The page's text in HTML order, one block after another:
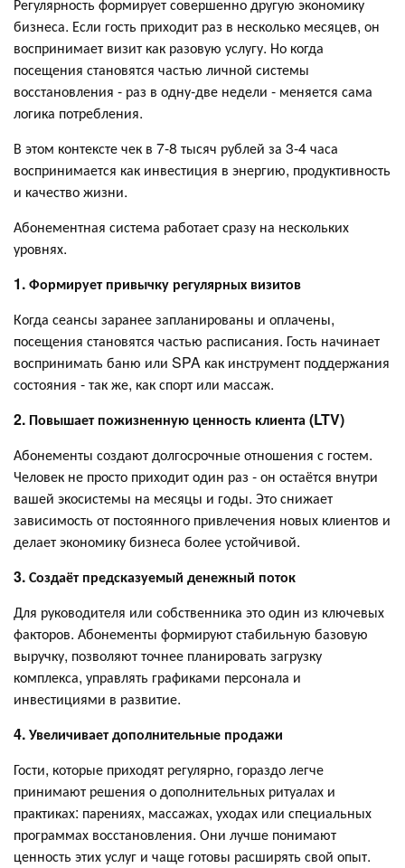
Регулярность формирует совершенно другую экономику
бизнеса. Если гость приходит раз в несколько месяцев, он
воспринимает визит как разовую услугу. Но когда
посещения становятся частью личной системы
восстановления - раз в одну-две недели - меняется сама
логика потребления.
В этом контексте чек в 7-8 тысяч рублей за 3-4 часа
воспринимается как инвестиция в энергию, продуктивность
и качество жизни.
Абонементная система работает сразу на нескольких
уровнях.
1. Формирует привычку регулярных визитов
Когда сеансы заранее запланированы и оплачены,
посещения становятся частью расписания. Гость начинает
воспринимать баню или SPA как инструмент поддержания
состояния - так же, как спорт или массаж.
2. Повышает пожизненную ценность клиента (LTV)
Абонементы создают долгосрочные отношения с гостем.
Человек не просто приходит один раз - он остаётся внутри
вашей экосистемы на месяцы и годы. Это снижает
зависимость от постоянного привлечения новых клиентов и
делает экономику бизнеса более устойчивой.
3. Создаёт предсказуемый денежный поток
Для руководителя или собственника это один из ключевых
факторов. Абонементы формируют стабильную базовую
выручку, позволяют точнее планировать загрузку
комплекса, управлять графиками персонала и
инвестициями в развитие.
4. Увеличивает дополнительные продажи
Гости, которые приходят регулярно, гораздо легче
принимают решения о дополнительных ритуалах и
практиках: парениях, массажах, уходах или специальных
программах восстановления. Они лучше понимают
ценность этих услуг и чаще готовы расширять свой опыт.